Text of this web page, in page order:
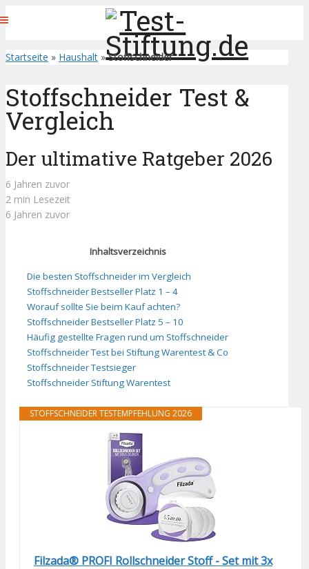
Startseite » Haushalt »Stoffschneider
Stoffschneider Test &
Vergleich
Der ultimative Ratgeber 2026
6 Jahren zuvor
2 min Lesezeit
6 Jahren zuvor
Inhaltsverzeichnis
Die besten Stoffschneider im Vergleich
Stoffschneider Bestseller Platz 1 – 4
Worauf sollte Sie beim Kauf achten?
Stoffschneider Bestseller Platz 5 – 10
Häufig gestellte Fragen rund um Stoffschneider
Stoffschneider Test bei Stiftung Warentest & Co
Stoffschneider Testsieger
Stoffschneider Stiftung Warentest
STOFFSCHNEIDER TESTEMPFEHLUNG 2026
Filzada® PROFI Rollschneider Stoff - Set mit 3x